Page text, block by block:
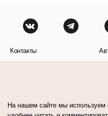
Контакты
На нашем сайте мы